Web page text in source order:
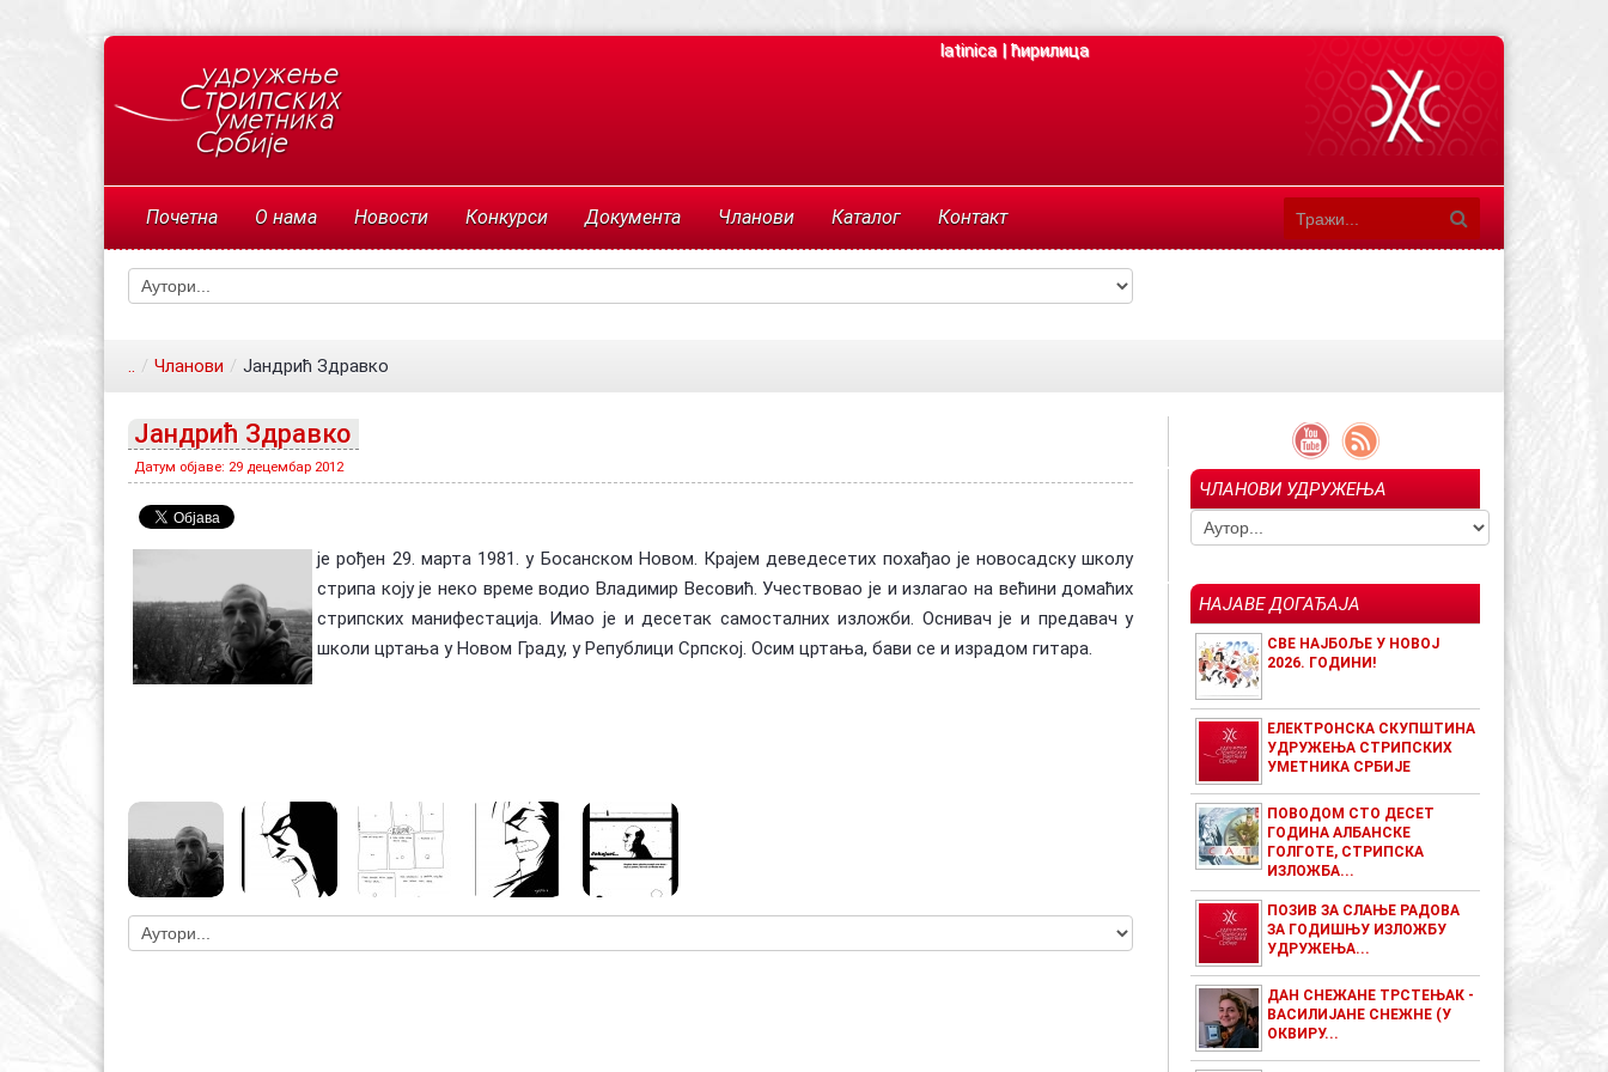
latinica|ћирилица
Почетна О нама Новости Конкурси Документа Чланови Каталог Контакт
.. / Чланови / Јандрић Здравко
Јандрић Здравко
Датум објаве: 29 децембар 2012
је рођен 29. марта 1981. у Босанском Новом. Крајем деведесетих похађао је новосадску школу
стрипа коју је неко време водио Владимир Весовић. Учествовао је и излагао на већини домаћих
стрипских манифестација. Имао је и десетак самосталних изложби. Оснивач је и предавач у
школи цртања у Новом Граду, у Републици Српској. Осим цртања, бави се и израдом гитара.
ЧЛАНОВИ УДРУЖЕЊА
НАЈАВЕ ДОГАЂАЈА
СВЕ НАЈБОЉЕ У НОВОЈ
2026. ГОДИНИ!
ЕЛЕКТРОНСКА СКУПШТИНА
УДРУЖЕЊА СТРИПСКИХ
УМЕТНИКА СРБИЈЕ
ПОВОДОМ СТО ДЕСЕТ
ГОДИНА АЛБАНСКЕ
ГОЛГОТЕ, СТРИПСКА
ИЗЛОЖБА...
ПОЗИВ ЗА СЛАЊЕ РАДОВА
ЗА ГОДИШЊУ ИЗЛОЖБУ
УДРУЖЕЊА...
ДАН СНЕЖАНЕ ТРСТЕЊАК -
ВАСИЛИЈАНЕ СНЕЖНЕ (У
ОКВИРУ...